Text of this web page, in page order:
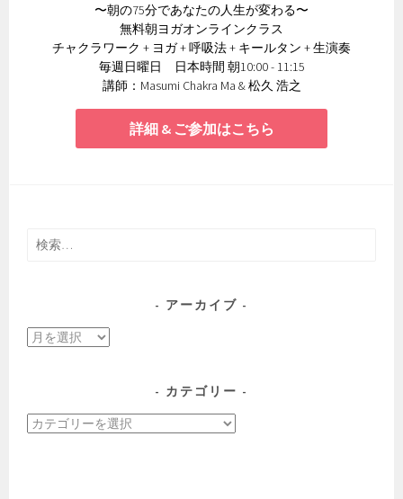
〜朝の75分であなたの人生が変わる〜
無料朝ヨガオンラインクラス
チャクラワーク + ヨガ + 呼吸法 + キールタン + 生演奏
毎週日曜日 日本時間 朝10:00 - 11:15
講師：Masumi Chakra Ma & 松久 浩之
詳細 & ご参加はこちら
検
アーカイブ
ア
ブ
カテゴリー
カ